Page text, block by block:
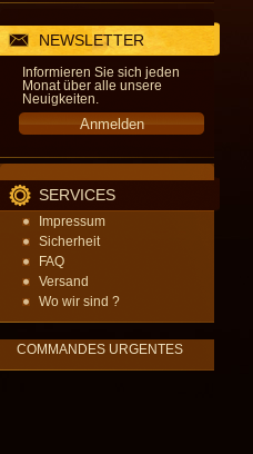
NEWSLETTER
Informieren Sie sich jeden
Monat über alle unsere
Neuigkeiten.
SERVICES
Impressum
Sicherheit
FAQ
Versand
Wo wir sind ?
COMMANDES URGENTES